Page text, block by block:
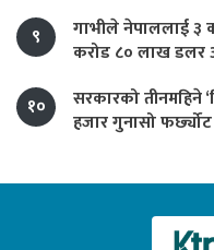
९
गाभीले नेपाललाई ३
करोड ८० लाख डलर
१०
सरकारको तीनमहिने
हजार गुनासो फर्छ्योट